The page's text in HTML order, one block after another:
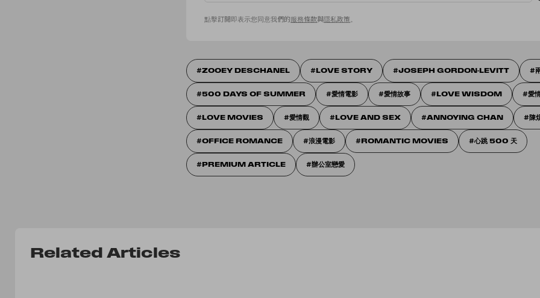
點擊訂閱即表示您同意我們的服務條款與隱私政策
ZOOEY DESCHANEL LOVE STORY JOSEPH GORDON-LEVITT
500 DAYS OF SUMMER 愛情電影 愛情故事 LOVE WISDOM 愛
LOVE MOVIES 愛情觀 LOVE AND SEX ANNOYING CHAN 陳
OFFICE ROMANCE 浪漫電影 ROMANTIC MOVIES 心跳 500 天
PREMIUM ARTICLE 辦公室戀愛
Related Articles